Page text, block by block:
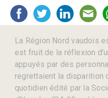
La Région Nord vaudois
est fruit de la réflexion
appuyés par des
regrettaient la disparition
quotidien édité par la